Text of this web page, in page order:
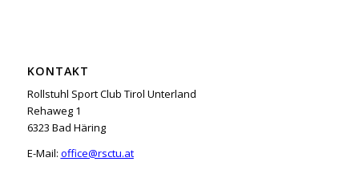
KONTAKT
Rollstuhl Sport Club Tirol Unterland
Rehaweg 1
6323 Bad Häring
E-Mail: office@rsctu.at